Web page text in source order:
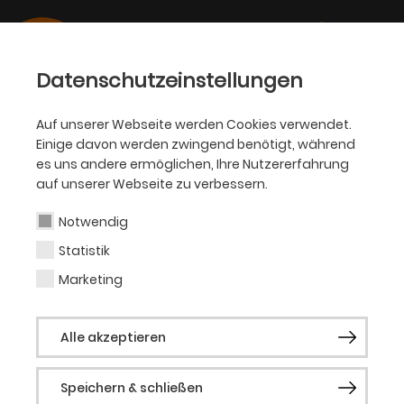
Datenschutzeinstellungen
Auf unserer Webseite werden Cookies verwendet.
Einige davon werden zwingend benötigt, während
es uns andere ermöglichen, Ihre Nutzererfahrung
auf unserer Webseite zu verbessern.
Notwendig
Statistik
Marketing
Alle akzeptieren
Speichern & schließen
OPER
Johannes Martin
Kränzle
Der in Augsburg geborene Johannes
Martin Kränzle studierte zunächst Violine